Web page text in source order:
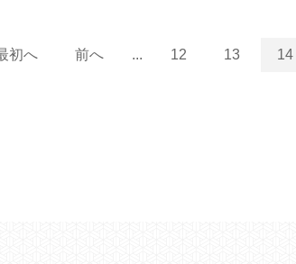
初へ 前へ ... 12 13 14